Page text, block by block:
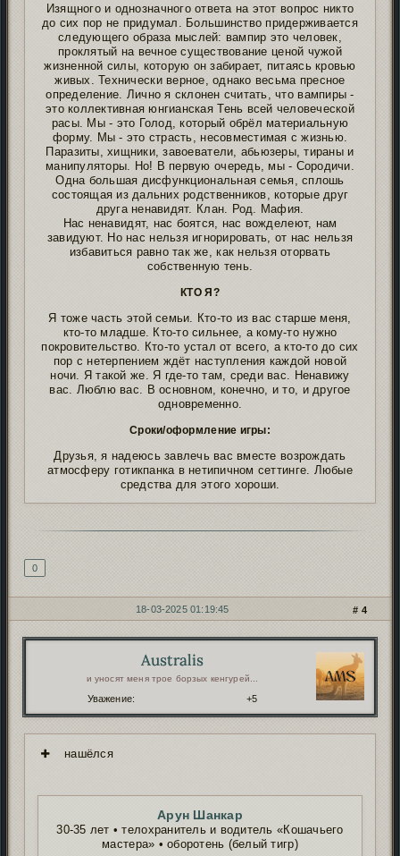
Изящного и однозначного ответа на этот вопрос никто
до сих пор не придумал. Большинство придерживается
следующего образа мыслей: вампир это человек,
проклятый на вечное существование ценой чужой
жизненной силы, которую он забирает, питаясь кровью
живых. Технически верное, однако весьма пресное
определение. Лично я склонен считать, что вампиры -
это коллективная юнгианская Тень всей человеческой
расы. Мы - это Голод, который обрёл материальную
форму. Мы - это страсть, несовместимая с жизнью.
Паразиты, хищники, завоеватели, абьюзеры, тираны и
манипуляторы. Но! В первую очередь, мы - Сородичи.
Одна большая дисфункциональная семья, сплошь
состоящая из дальних родственников, которые друг
друга ненавидят. Клан. Род. Мафия.
Нас ненавидят, нас боятся, нас вожделеют, нам
завидуют. Но нас нельзя игнорировать, от нас нельзя
избавиться равно так же, как нельзя оторвать
собственную тень.
КТО Я?
Я тоже часть этой семьи. Кто-то из вас старше меня,
кто-то младше. Кто-то сильнее, а кому-то нужно
покровительство. Кто-то устал от всего, а кто-то до сих
пор с нетерпением ждёт наступления каждой новой
ночи. Я такой же. Я где-то там, среди вас. Ненавижу
вас. Люблю вас. В основном, конечно, и то, и другое
одновременно.
Сроки/оформление игры:
Друзья, я надеюсь завлечь вас вместе возрождать
атмосферу готикпанка в нетипичном сеттинге. Любые
средства для этого хороши.
0
4
18-03-2025 01:19:45
Australis
и уносят меня трое борзых кенгурей...
Уважение: +5
нашёлся
Арун Шанкар
30-35 лет • телохранитель и водитель «Кошачьего
мастера» • оборотень (белый тигр)